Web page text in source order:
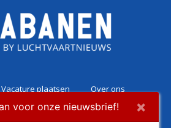
Vacature plaatsen
Over ons
Contact
voor onze nieuwsbrief! ×